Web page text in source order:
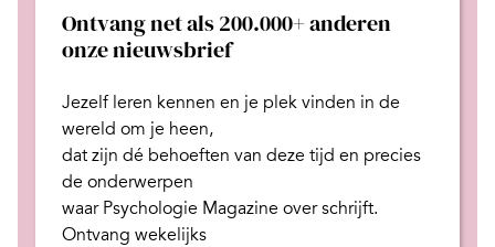
Ontvang net als 200.000+ anderen
onze nieuwsbrief
Jezelf leren kennen en je plek vinden in de
wereld om je heen,
dat zijn dé behoeften van deze tijd en precies
de onderwerpen
waar Psychologie Magazine over schrijft.
Ontvang wekelijks